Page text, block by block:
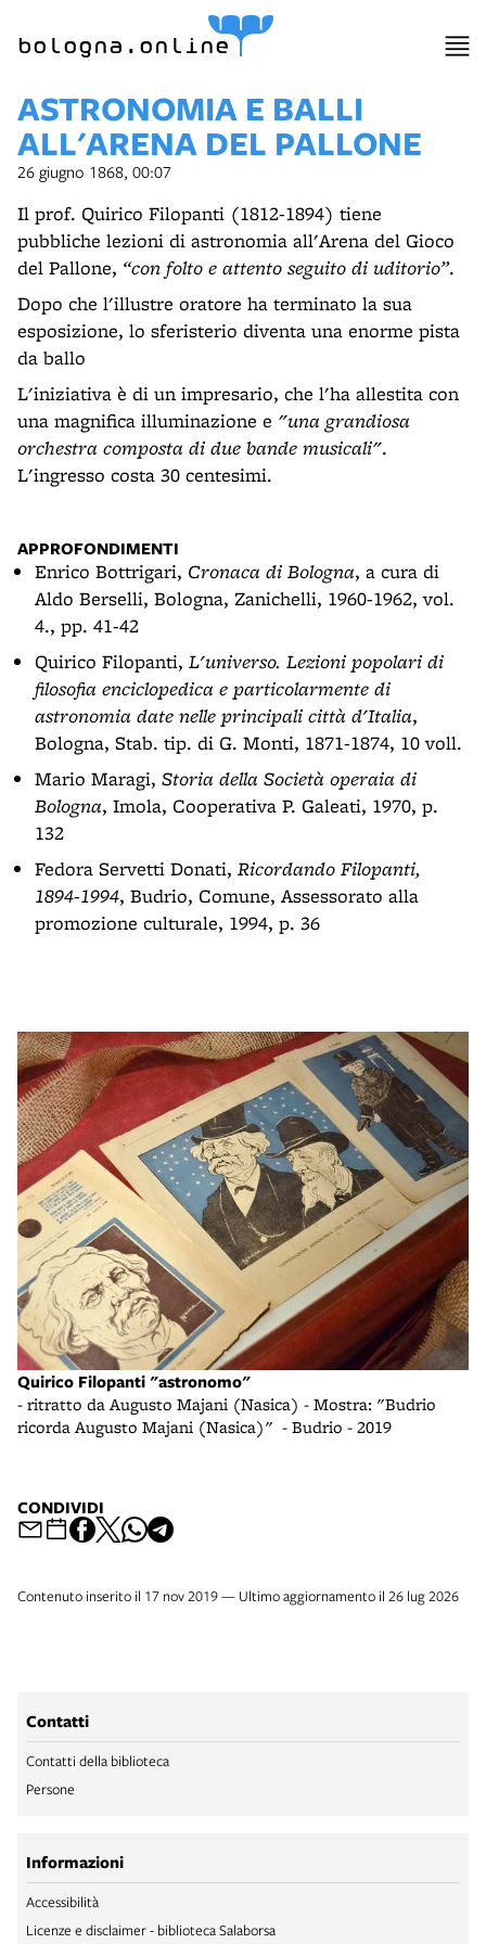
bologna.online
ASTRONOMIA E BALLI
ALL'ARENA DEL PALLONE
26 giugno 1868, 00:07
Il prof. Quirico Filopanti (1812-1894) tiene
pubbliche lezioni di astronomia all'Arena del Gioco
del Pallone, “con folto e attento seguito di uditorio”.
Dopo che l'illustre oratore ha terminato la sua
esposizione, lo sferisterio diventa una enorme pista
da ballo
L'iniziativa è di un impresario, che l'ha allestita con
una magnifica illuminazione e "una grandiosa
orchestra composta di due bande musicali".
L'ingresso costa 30 centesimi.
APPROFONDIMENTI
Enrico Bottrigari, Cronaca di Bologna, a cura di
Aldo Berselli, Bologna, Zanichelli, 1960-1962, vol.
4., pp. 41-42
Quirico Filopanti, L'universo. Lezioni popolari di
filosofia enciclopedica e particolarmente di
astronomia date nelle principali città d'Italia,
Bologna, Stab. tip. di G. Monti, 1871-1874, 10 voll.
Mario Maragi, Storia della Società operaia di
Bologna, Imola, Cooperativa P. Galeati, 1970, p.
132
Fedora Servetti Donati, Ricordando Filopanti,
1894-1994, Budrio, Comune, Assessorato alla
promozione culturale, 1994, p. 36
Quirico Filopanti "astronomo"
- ritratto da Augusto Majani (Nasica) - Mostra: "Budrio
ricorda Augusto Majani (Nasica)" - Budrio - 2019
CONDIVIDI
Contenuto inserito il 17 nov 2019 — Ultimo aggiornamento il 26 lug 2026
Contatti
Contatti della biblioteca
Persone
Informazioni
Accessibilità
Licenze e disclaimer - biblioteca Salaborsa